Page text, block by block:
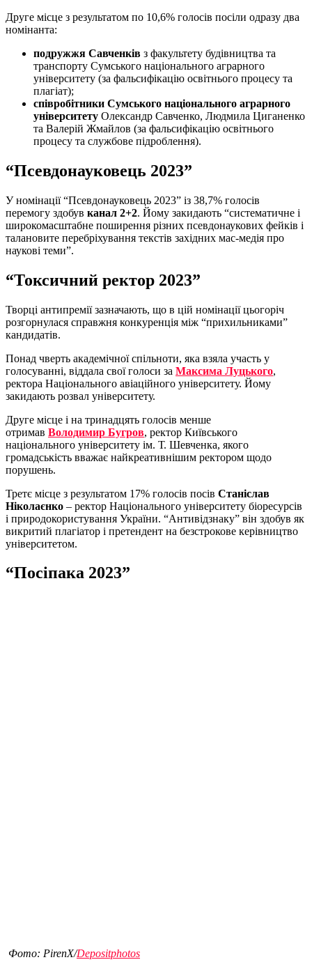
Друге місце з результатом по 10,6% голосів посіли одразу два
номінанта:
подружжя Савченків з факультету будівництва та
транспорту Сумського національного аграрного
університету (за фальсифікацію освітнього процесу та
плагіат);
співробітники Сумського національного аграрного
університету Олександр Савченко, Людмила Циганенко
та Валерій Жмайлов (за фальсифікацію освітнього
процесу та службове підроблення).
“Псевдонауковець 2023”
У номінації “Псевдонауковець 2023” із 38,7% голосів
перемогу здобув канал 2+2. Йому закидають “систематичне і
широкомасштабне поширення різних псевдонаукових фейків і
талановите перебріхування текстів західних мас-медія про
наукові теми”.
“Токсичний ректор 2023”
Творці антипремії зазначають, що в цій номінації цьогоріч
розгорнулася справжня конкуренція між “прихильниками”
кандидатів.
Понад чверть академічної спільноти, яка взяла участь у
голосуванні, віддала свої голоси за Максима Луцького,
ректора Національного авіаційного університету. Йому
закидають розвал університету.
Друге місце і на тринадцять голосів менше
отримав Володимир Бугров, ректор Київського
національного університету ім. Т. Шевченка, якого
громадськість вважає найкреативнішим ректором щодо
порушень.
Третє місце з результатом 17% голосів посів Станіслав
Ніколаєнко – ректор Національного університету біоресурсів
і природокористування України. “Антивідзнаку” він здобув як
викритий плагіатор і претендент на безстрокове керівництво
університетом.
“Посіпака 2023”
Фото: PirenX/Depositphotos